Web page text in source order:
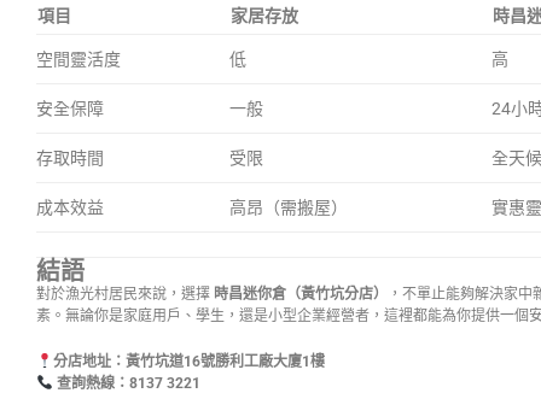
項目 家居存放 時昌
空間靈活度 低 高
安全保障 一般 24小
存取時間 受限 全天候
成本效益 高昂（需搬屋） 實惠
結語
對於漁光村居民來說，選擇 時昌迷你倉（黃竹坑分店）
，不單止能夠解決家
素。無論你是家庭用戶、學生，還是小型企業經營者，這裡都能為你提供一個
分店地址：黃竹坑道16號勝利工廠大廈1樓
查詢熱線：